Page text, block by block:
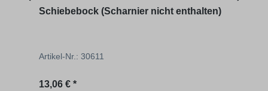
Schiebebock (Scharnier nicht enthalten)
Artikel-Nr.: 30611
Regulärer Preis:
13,06 € *